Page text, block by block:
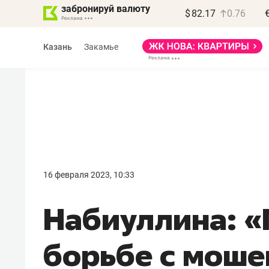
забронируй валюту $ 82.17 0.76
Казань Закамье
16 февраля 2023, 10:33
Набиуллина:
борьбе с